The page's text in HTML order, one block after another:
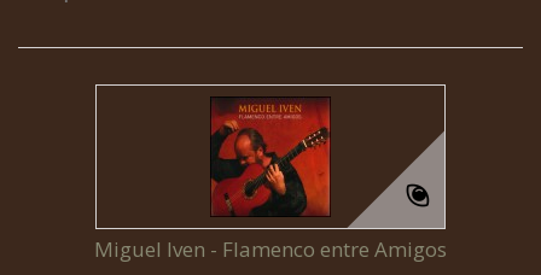
Miguel Iven - Flamenco entre Amigos